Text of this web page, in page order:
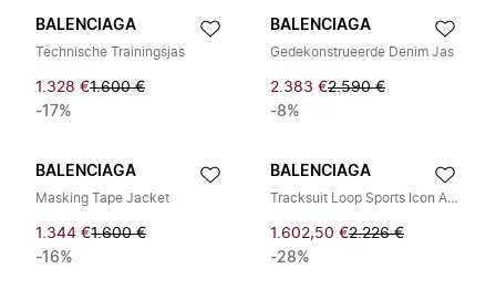
BALENCIAGA
Technische Trainingsjas
1.328 €1.600 €
-17%
BALENCIAGA
Gedekonstrueerde Denim Jas
2.383 €2.590 €
-8%
BALENCIAGA
Masking Tape Jacket
1.344 €1.600 €
-16%
BALENCIAGA
Tracksuit Loop Sports Icon Ampia
1.602,50 €2.226 €
-28%